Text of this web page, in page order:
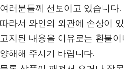
여러분들께 선보이고 있습니다.
따라서 와인의 외관에 손상이
고지된 내용을 이유로는 환불
양해해 주시기 바랍니다.